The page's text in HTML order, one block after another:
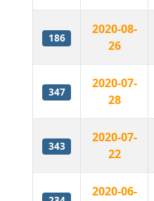
2020-08-
26
186
2020-07-
28
347
2020-07-
22
343
2020-06-